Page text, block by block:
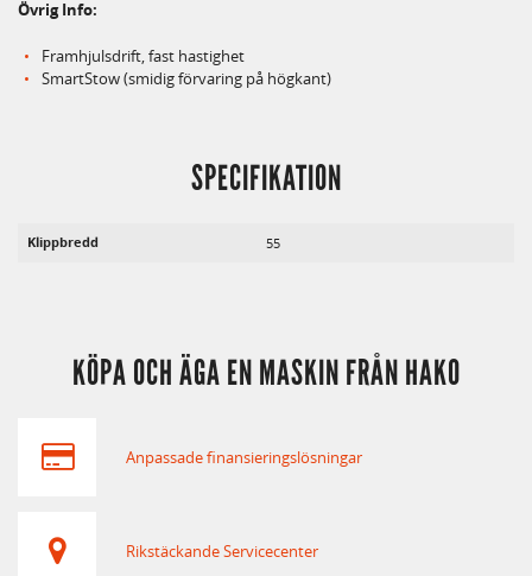
Övrig Info:
Framhjulsdrift, fast hastighet
SmartStow (smidig förvaring på högkant)
SPECIFIKATION
Klippbredd 55
KÖPA OCH ÄGA EN MASKIN FRÅN HAKO
Anpassade finansieringslösningar
Rikstäckande Servicecenter